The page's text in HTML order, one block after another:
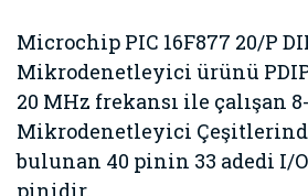
Microchip PIC 16F877 20/P
Mikrodenetleyici ürünü
20 MHz frekansı ile çalışan
Mikrodenetleyici Çeşitleri
bulunan 40 pinin 33 adedi I/
pinidir.